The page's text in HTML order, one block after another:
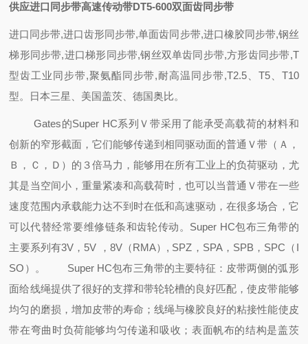
供应进口同步带高速传动带DT5-600双面齿同步带
进口同步带,进口齿形同步带,单面齿同步带,进口橡胶同步带,钢丝
梯形同步带,进口梯形同步带,钢丝双单齿同步带,方形齿同步带,T
型齿工业同步带,聚氨酯同步带,耐高温同步带,T2.5、T5、T10
型。日本三星、美国盖茨、德国奥比。
Gates的Super HC系列Ｖ带采用了能承受高载荷的材料和
创新的窄形截面，它们能够传递到相同驱动面的普通Ｖ带（Ａ，
Ｂ，Ｃ，Ｄ）的３倍马力，能够用在所有工业上的负荷驱动，尤
其是当空间小，重量紧凑和高载荷时，也可以当普通Ｖ带在一些
速度范围内承载能力达不到时在低和高速驱动，在很多场合，它
可以代替经常要维修链条和齿轮传动。Super HC包布三角带的
主要系列有3V，5V ，8V（RMA）, SPZ，SPA，SPB，SPC（I
SO）。
Super HC包布三角带的主要特征：皮带两侧的弧形
面给线绳提供了很好的支撑和带轮轮槽的良好匹配，使皮带能够
均匀的磨损，增加皮带的寿命；线绳与橡胶良好的粘接性能使皮
带在弯曲时负荷能够均匀传递和吸收；表面帆布的结构是盖茨